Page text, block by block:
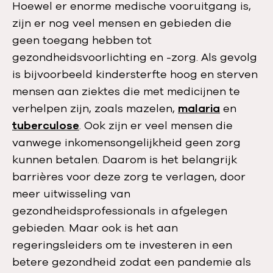
Hoewel er enorme medische vooruitgang is,
zijn er nog veel mensen en gebieden die
geen toegang hebben tot
gezondheidsvoorlichting en -zorg. Als gevolg
is bijvoorbeeld kindersterfte hoog en sterven
mensen aan ziektes die met medicijnen te
verhelpen zijn, zoals mazelen, malaria en
tuberculose. Ook zijn er veel mensen die
vanwege inkomensongelijkheid geen zorg
kunnen betalen. Daarom is het belangrijk
barrières voor deze zorg te verlagen, door
meer uitwisseling van
gezondheidsprofessionals in afgelegen
gebieden. Maar ook is het aan
regeringsleiders om te investeren in een
betere gezondheid zodat een pandemie als